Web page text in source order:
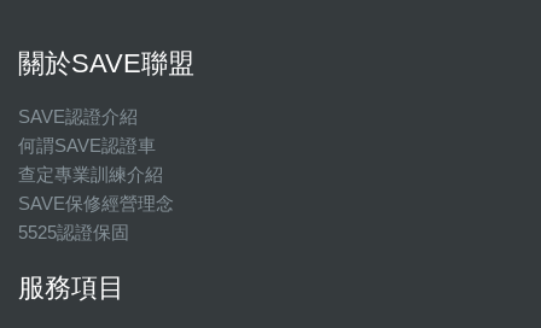
關於SAVE聯盟
SAVE認證介紹
何謂SAVE認證車
查定專業訓練介紹
SAVE保修經營理念
5525認證保固
服務項目